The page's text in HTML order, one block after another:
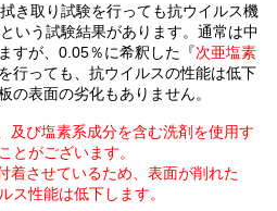
き取り試験を行っても抗ウイルス機
いう試験結果があります。通常は中
すが、0.05％に希釈した『次亜塩素
行っても、抗ウイルスの性能は低下
の表面の劣化もありません。
及び塩素系成分を含む洗剤を使用す
とがございます。
着させているため、表面が削れた
ス性能は低下します。